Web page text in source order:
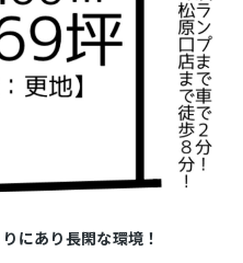
にあり長閑な環境！